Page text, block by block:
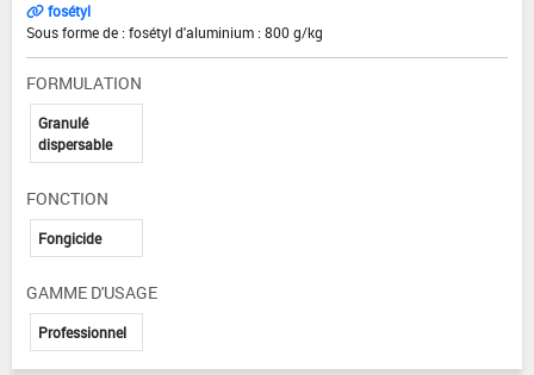
fosétyl
Sous forme de : fosétyl d'aluminium : 800 g/kg
FORMULATION
Granulé
dispersable
FONCTION
Fongicide
GAMME D'USAGE
Professionnel